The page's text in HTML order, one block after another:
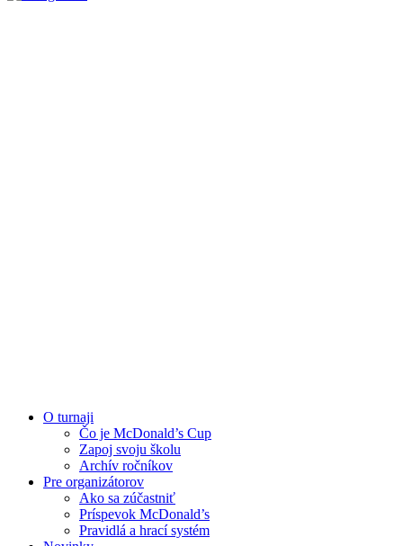
O turnaji
Čo je McDonald’s Cup
Zapoj svoju školu
Archív ročníkov
Pre organizátorov
Ako sa zúčastniť
Príspevok McDonald’s
Pravidlá a hrací systém